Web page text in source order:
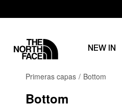
NEW IN
Primeras capas Bottom
Bottom